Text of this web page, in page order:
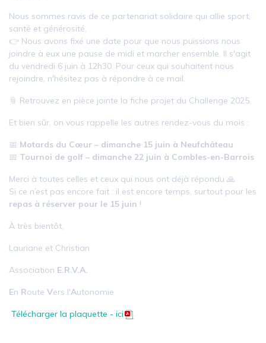
Nous sommes ravis de ce partenariat solidaire qui allie sport,
santé et générosité.
👉 Nous avons fixé une date pour que nous puissions nous
joindre à eux une pause de midi et marcher ensemble. Il s'agit
du vendredi 6 juin à 12h30. Pour ceux qui souhaitent nous
rejoindre, n'hésitez pas à répondre à ce mail.
📎 Retrouvez en pièce jointe la fiche projet du Challenge 2025.
Et bien sûr, on vous rappelle les autres rendez-vous du mois :
📅 Motards du Cœur – dimanche 15 juin à Neufchâteau
📅 Tournoi de golf – dimanche 22 juin à Combles-en-Barrois
Merci à toutes celles et ceux qui nous ont déjà répondu 🙏
Si ce n’est pas encore fait : il est encore temps, surtout pour les
repas à réserver pour le 15 juin !
À très bientôt,
Lauriane et Christian
Association E.R.V.A.
En Route Vers l'Autonomie
Télécharger la plaquette - ici